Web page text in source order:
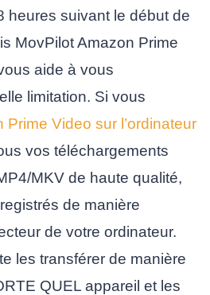
heures suivant le début de
MovPilot Amazon Prime
aide à vous
limitation. Si vous
Video sur l’ordinateur
vos téléchargements
MKV de haute qualité,
de manière
de votre ordinateur.
les transférer de manière
QUEL appareil et les